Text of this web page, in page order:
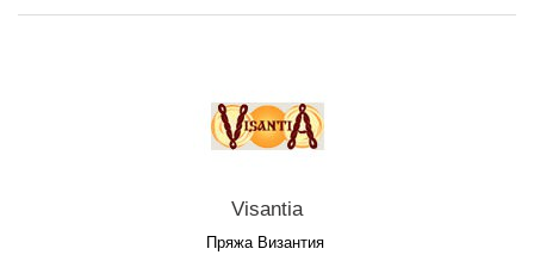
Visantia
Пряжа Византия